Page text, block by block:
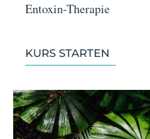
Entoxin-Therapie
KURS STARTEN